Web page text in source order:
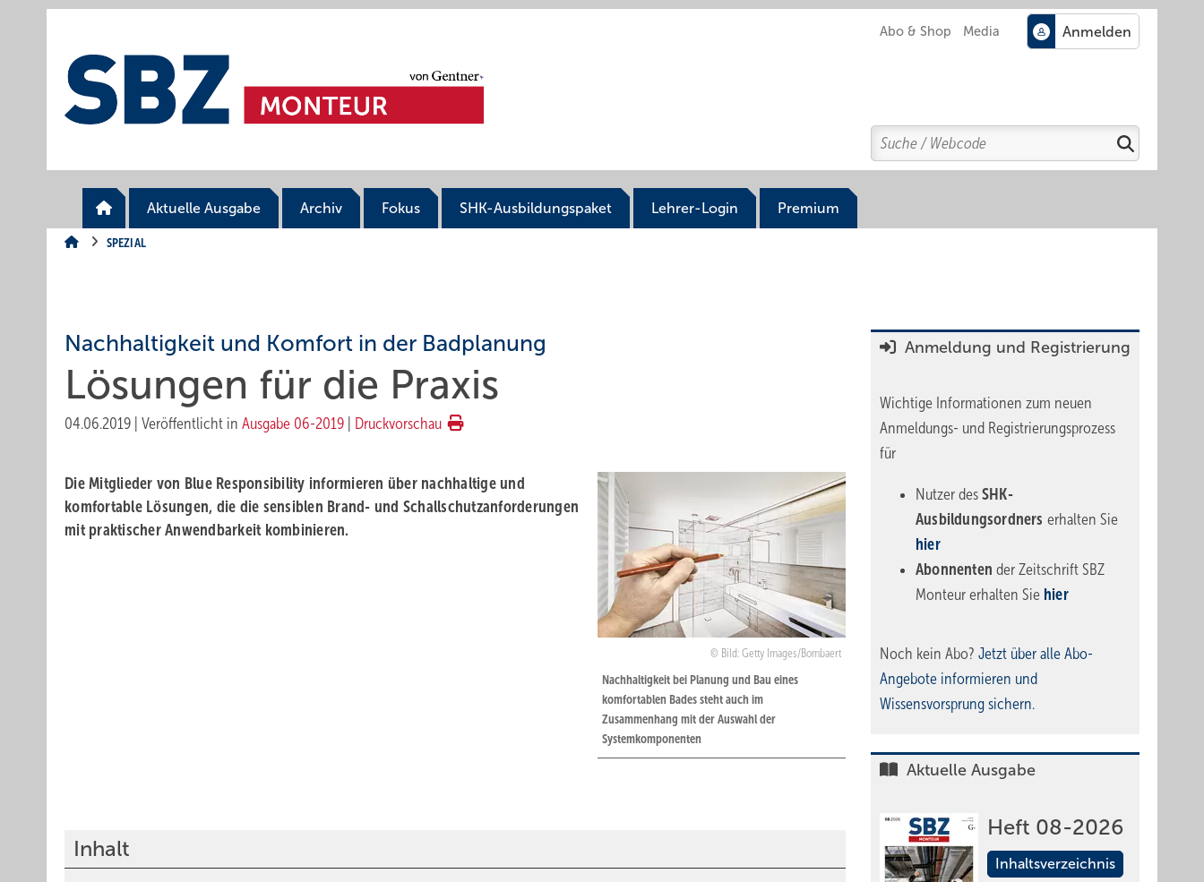
Abo & Shop Media
Search
Suchen
Aktuelle Ausgabe Archiv Fokus SHK-Ausbildungspaket Lehrer-Login Premium
SPEZIAL
Nachhaltigkeit und Komfort in der Badplanung
Lösungen für die Praxis
04.06.2019 Veröffentlicht in Ausgabe 06-2019 Druckvorschau
Bild: Getty Images/Bombaert
Nachhaltigkeit bei Planung und Bau eines
komfortablen Bades steht auch im
Zusammenhang mit der Auswahl der
Systemkomponenten
Die Mitglieder von Blue Responsibility informieren über nachhaltige und
komfortable Lösungen, die die sensiblen Brand- und Schallschutzanforderungen
mit praktischer Anwendbarkeit kombinieren.
Inhalt
Anmeldung und Registrierung
Wichtige Informationen zum neuen
Anmeldungs- und Registrierungsprozess
für
Nutzer des SHK-
Ausbildungsordners erhalten Sie
hier
Abonnentender Zeitschrift SBZ
Monteur erhalten Sie hier
Noch kein Abo? Jetzt über alle Abo-
Angebote informieren und
Wissensvorsprung sichern.
Aktuelle Ausgabe
Heft 08-2026
Inhaltsverzeichnis